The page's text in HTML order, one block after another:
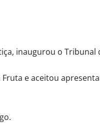
inaugurou o Tribunal
e aceitou